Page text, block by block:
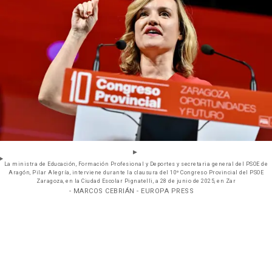
La ministra de Educación, Formación Profesional y Deportes y secretaria general del PSOE de
Aragón, Pilar Alegría, interviene durante la clausura del 10º Congreso Provincial del PSOE
Zaragoza, en la Ciudad Escolar Pignatelli, a 28 de junio de 2025, en Zar
- MARCOS CEBRIÁN - EUROPA PRESS